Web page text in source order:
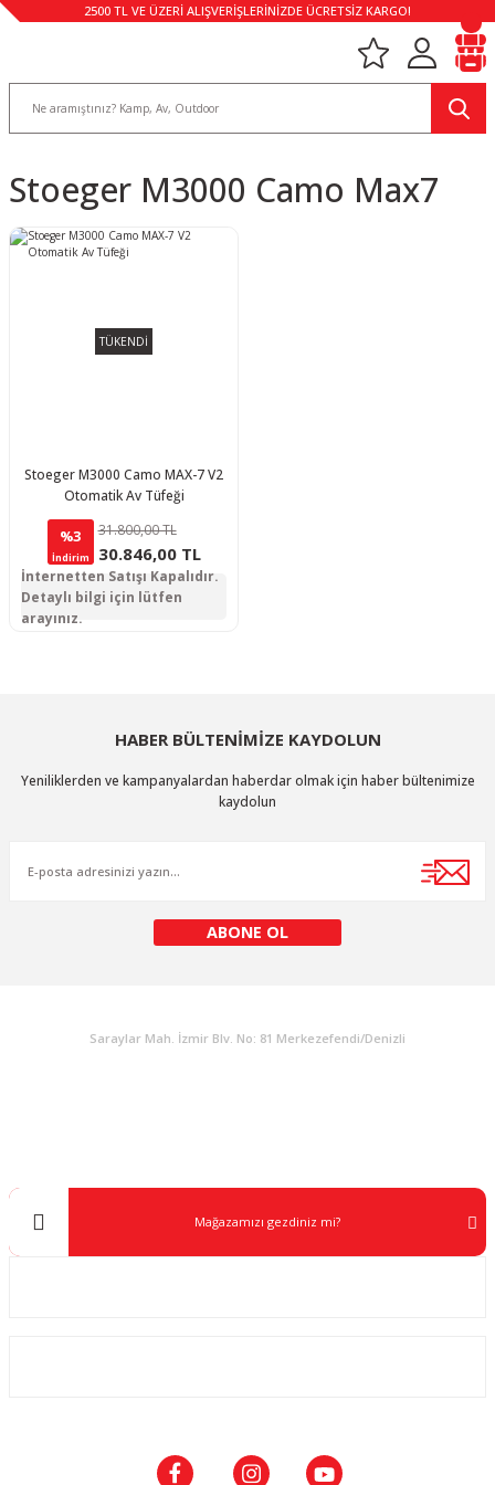
2500 TL VE ÜZERİ ALIŞVERİŞLERİNİZDE ÜCRETSİZ KARGO!
Stoeger M3000 Camo Max7
TÜKENDİ
Stoeger M3000 Camo MAX-7 V2
Otomatik Av Tüfeği
%3
İndirim
31.800,00 TL
30.846,00 TL
İnternetten Satışı Kapalıdır.
Detaylı bilgi için lütfen
arayınız.
HABER BÜLTENİMİZE KAYDOLUN
Yeniliklerden ve kampanyalardan haberdar olmak için haber bültenimize
kaydolun
ABONE OL
Saraylar Mah. İzmir Blv. No: 81 Merkezefendi/Denizli
Mağazamızı gezdiniz mi?